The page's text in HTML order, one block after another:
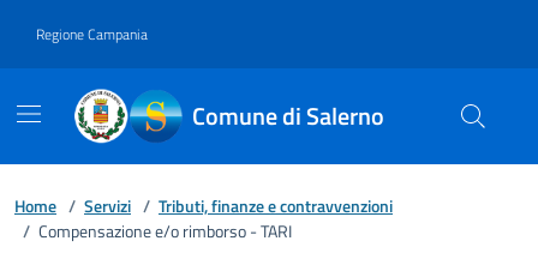
Regione Campania
Comune di Salerno
Home / Servizi / Tributi, finanze e contravvenzioni
/ Compensazione e/o rimborso - TARI